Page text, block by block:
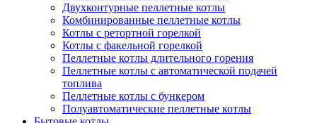
Двухконтурные пеллетные котлы
Комбинированные пеллетные котлы
Котлы с ретортной горелкой
Котлы с факельной горелкой
Пеллетные котлы длительного горения
Пеллетные котлы с автоматической подачей
топлива
Пеллетные котлы с бункером
Полуавтоматические пеллетные котлы